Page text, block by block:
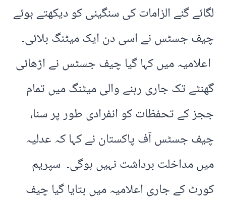
لگائے گئے الزامات کی سنگینی کو دیکھتے ہوئے
چیف جسٹس نے اسی دن ایک میٹنگ بلائی۔
اعلامیہ میں کہا گیا چیف جسٹس نے اڑھائی
گھنٹے تک جاری رہنے والی میٹنگ میں تمام
ججز کے تحفظات کو انفرادی طور پر سنا،
چیف جسٹس آف پاکستان نے کہا کہ عدلیہ
میں مداخلت برداشت نہیں ہوگی۔ سپریم
کورٹ کے جاری اعلامیہ میں بتایا گیا چیف